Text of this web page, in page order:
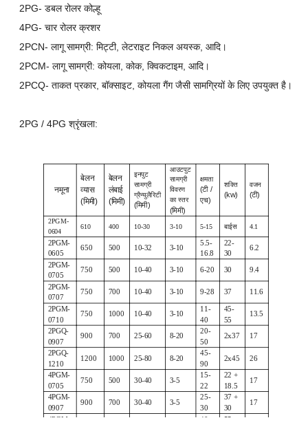
2PG- डबल रोलर कोल्हू
4PG- चार रोलर क्रशर
2PCN- लागू सामग्री: मिट्टी, लेटराइट निकल अयस्क, आदि।
2PCM- लागू सामग्री: कोयला, कोक, क्विकटाइम, आदि।
2PCQ- ताकत प्रकार, बॉक्साइट, कोयला गैंग जैसी सामग्रियों के लिए उपयुक्त है।
2PG / 4PG श्रृंखला:
नमूना
बेलन
व्यास
(मिमी)
बेलन
लंबाई
(मिमी)
इनपुट
सामग्री
ग्रैन्युलैरिटी
(मिमी)
आउटपुट
सामग्री
विवरण
का स्तर
(मिमी)
क्षमता
(टी /
एच)
शक्ति
(kw)
वजन
(टी)
2PGM-
0604
610 400 10-30 3-10 5-15 बाईस 4.1
2PGM-
0605
650 500 10-32 3-10
5.5-
16.8
22-
30
6.2
2PGM-
0705
750 500 10-40 3-10 6-20 30 9.4
2PGM-
0707
750 700 10-40 3-10 9-28 37
11.6
2PGM-
0710
750 1000 10-40 3-10
11-
40
45-
55
13.5
2PGQ-
0907
900 700 25-60 8-20
20-
50
2x37
17
2PGQ-
1210
1200 1000 25-80 8-20
45-
90
2x45 26
4PGM-
0705
750 500 30-40 3-5
15-
22
22 +
18.5
17
4PGM-
0907
900 700 30-40 3-5
25-
30
37 +
30
17
4PGM-
40-
55 +